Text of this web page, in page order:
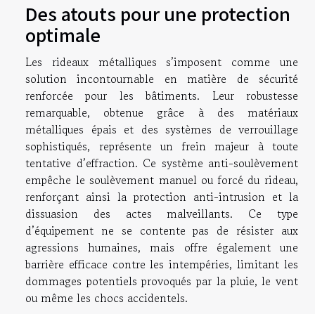
Des atouts pour une protection
optimale
Les rideaux métalliques s’imposent comme une
solution incontournable en matière de sécurité
renforcée pour les bâtiments. Leur robustesse
remarquable, obtenue grâce à des matériaux
métalliques épais et des systèmes de verrouillage
sophistiqués, représente un frein majeur à toute
tentative d’effraction. Ce système anti-soulèvement
empêche le soulèvement manuel ou forcé du rideau,
renforçant ainsi la protection anti-intrusion et la
dissuasion des actes malveillants. Ce type
d’équipement ne se contente pas de résister aux
agressions humaines, mais offre également une
barrière efficace contre les intempéries, limitant les
dommages potentiels provoqués par la pluie, le vent
ou même les chocs accidentels.